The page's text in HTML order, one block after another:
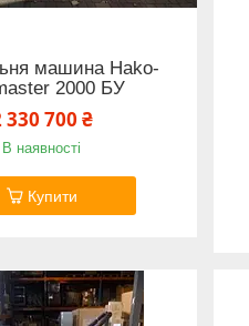
машина Hako-
2000 БУ
330 700 ₴
В наявності
Купити